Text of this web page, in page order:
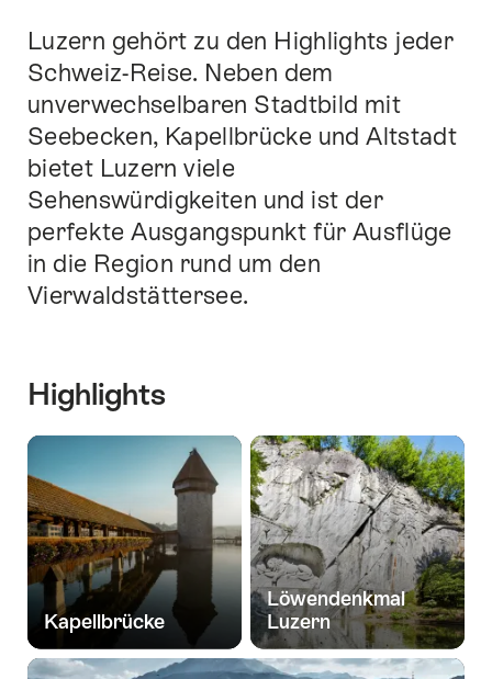
direkt
zu
Ankerpunkten
auf
dieser
führen.
Einleitung
Luzern gehört zu den Highlights jeder
Schweiz-Reise. Neben dem
unverwechselbaren Stadtbild mit
Seebecken, Kapellbrücke und Altstadt
bietet Luzern viele
Sehenswürdigkeiten und ist der
perfekte Ausgangspunkt für Ausflüge
in die Region rund um den
Vierwaldstättersee.
Highlights
Kapellbrücke
Löwendenkmal
Luzern